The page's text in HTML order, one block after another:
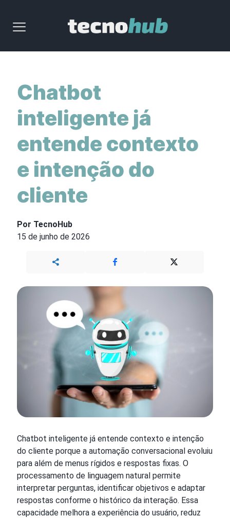
Chatbot
inteligente já
entende contexto
e intenção do
cliente
Por TecnoHub
15 de junho de 2026
Chatbot inteligente já entende contexto e intenção
do cliente porque a automação conversacional evoluiu
para além de menus rígidos e respostas fixas. O
processamento de linguagem natural permite
interpretar perguntas, identificar objetivos e adaptar
respostas conforme o histórico da interação. Essa
capacidade melhora a experiência do usuário, reduz